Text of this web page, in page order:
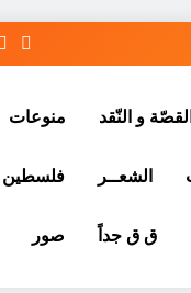
و النّقد منوعات
الشعــر فلسطين
ق ق جداً صور